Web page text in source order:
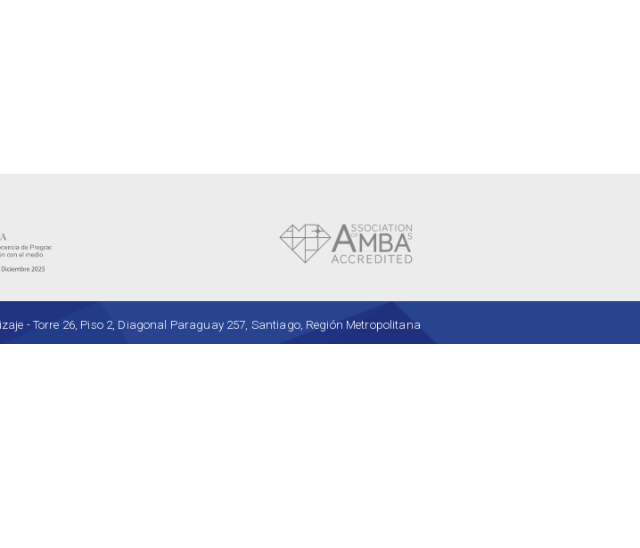
- Torre 26, Piso 2, Diagonal Paraguay 257, Santiago, Región Metropolitana